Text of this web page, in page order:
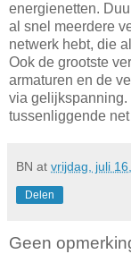
energienetten.
al snel meerdere
netwerk hebt, die
Ook de grootste
armaturen en de
via gelijkspanning.
tussenliggende
BN at vrijdag, juli
Delen
Geen